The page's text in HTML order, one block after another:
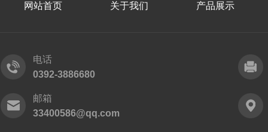
网站首页 关于我们 产品展示
电话
0392-3886680
邮箱
33400586@qq.com